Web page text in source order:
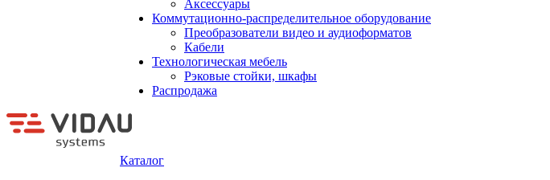
Аксессуары
Коммутационно-распределительное оборудование
Преобразователи видео и аудиоформатов
Кабели
Технологическая мебель
Рэковые стойки, шкафы
Распродажа
Каталог